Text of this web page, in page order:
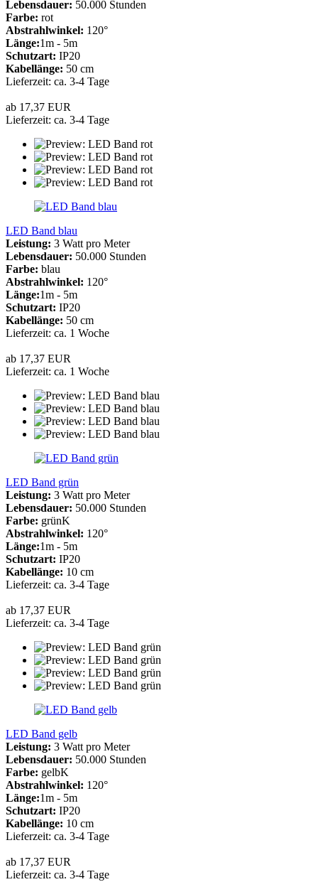
Lebensdauer: 50.000 Stunden
Farbe: rot
Abstrahlwinkel: 120°
Länge:1m - 5m
Schutzart: IP20
Kabellänge: 50 cm
Lieferzeit: ca. 3-4 Tage
ab 17,37 EUR
Lieferzeit: ca. 3-4 Tage
LED Band blau
Leistung: 3 Watt pro Meter
Lebensdauer: 50.000 Stunden
Farbe: blau
Abstrahlwinkel: 120°
Länge:1m - 5m
Schutzart: IP20
Kabellänge: 50 cm
Lieferzeit: ca. 1 Woche
ab 17,37 EUR
Lieferzeit: ca. 1 Woche
LED Band grün
Leistung: 3 Watt pro Meter
Lebensdauer: 50.000 Stunden
Farbe: grünK
Abstrahlwinkel: 120°
Länge:1m - 5m
Schutzart: IP20
Kabellänge: 10 cm
Lieferzeit: ca. 3-4 Tage
ab 17,37 EUR
Lieferzeit: ca. 3-4 Tage
LED Band gelb
Leistung: 3 Watt pro Meter
Lebensdauer: 50.000 Stunden
Farbe: gelbK
Abstrahlwinkel: 120°
Länge:1m - 5m
Schutzart: IP20
Kabellänge: 10 cm
Lieferzeit: ca. 3-4 Tage
ab 17,37 EUR
Lieferzeit: ca. 3-4 Tage